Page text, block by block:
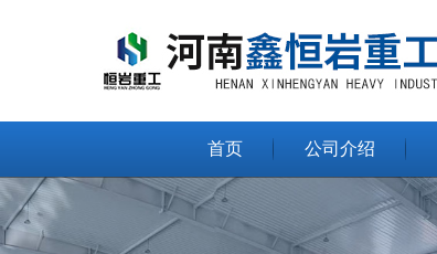
首页 公司介绍